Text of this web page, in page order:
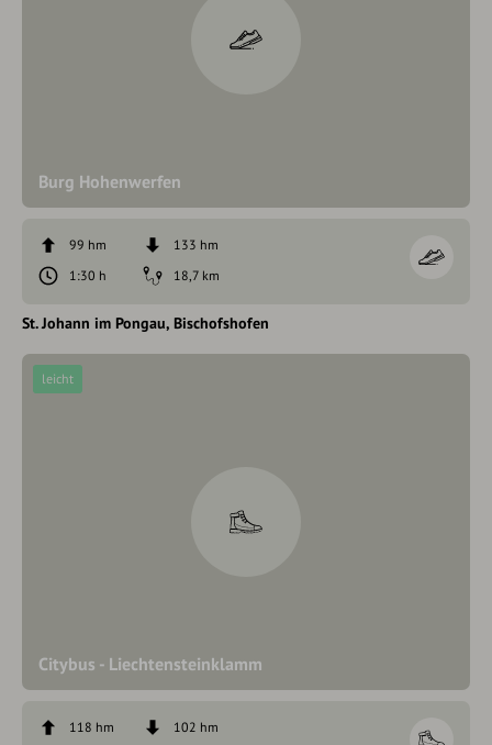
Burg Hohenwerfen
99 hm
133 hm
1:30 h
18,7 km
St. Johann im Pongau Bischofshofen
Citybus - Liechtensteinklamm
leicht
118 hm
102 hm